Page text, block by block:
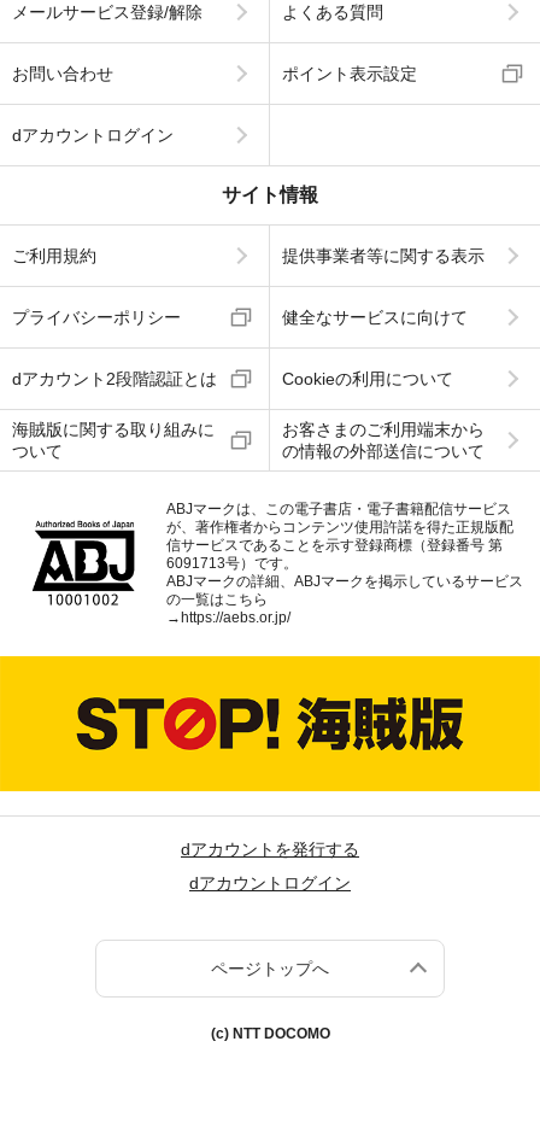
メールサービス登録/解除 よくある質問
お問い合わせ ポイント表示設定
dアカウントログイン
サイト情報
ご利用規約 提供事業者等に関する表示
プライバシーポリシー 健全なサービスに向けて
dアカウント2段階認証とは Cookieの利用について
海賊版に関する取り組みに
ついて
お客さまのご利用端末から
の情報の外部送信について
ABJマークは、この電子書店・電子書籍配信サービス
が、著作権者からコンテンツ使用許諾を得た正規版配
信サービスであることを示す登録商標（登録番号 第
6091713号）です。
ABJマークの詳細、ABJマークを掲示しているサービス
の一覧はこちら
→https://aebs.or.jp/
dアカウントを発行する
dアカウントログイン
ページトップへ
(c) NTT DOCOMO